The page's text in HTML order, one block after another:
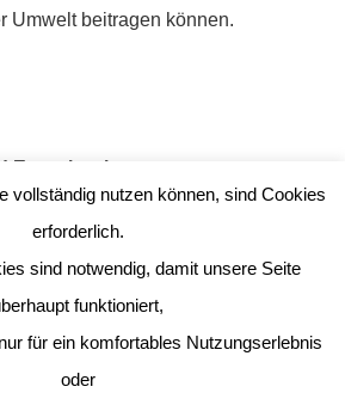
Umwelt beitragen können.
Energie – bewusst nutzen
Energie erforschten die Kinder, wo
wird und wie man bewusster
In verschiedenen Experimenten
vollständig nutzen können, sind Cookies
erforderlich.
sind notwendig, damit unsere Seite
funktioniert,
für ein komfortables Nutzungserlebnis
oder